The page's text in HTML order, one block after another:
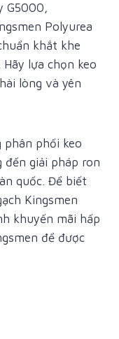
G5000,
Polyurea
khắt khe
lựa chọn keo
lòng và yên
phân phối keo
đến giải pháp ron
quốc. Để biết
Kingsmen
khuyến mãi hấp
để được